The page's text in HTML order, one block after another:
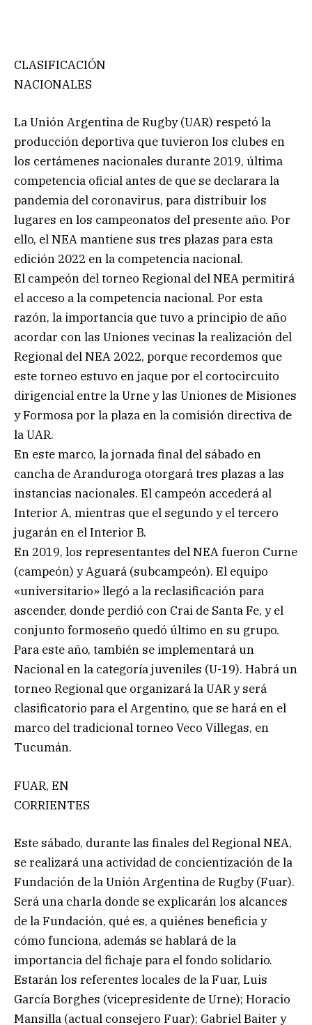
CLASIFICACIÓN
NACIONALES
La Unión Argentina de Rugby (UAR) respetó la
producción deportiva que tuvieron los clubes en
los certámenes nacionales durante 2019, última
competencia oficial antes de que se declarara la
pandemia del coronavirus, para distribuir los
lugares en los campeonatos del presente año. Por
ello, el NEA mantiene sus tres plazas para esta
edición 2022 en la competencia nacional.
El campeón del torneo Regional del NEA permitirá
el acceso a la competencia nacional. Por esta
razón, la importancia que tuvo a principio de año
acordar con las Uniones vecinas la realización del
Regional del NEA 2022, porque recordemos que
este torneo estuvo en jaque por el cortocircuito
dirigencial entre la Urne y las Uniones de Misiones
y Formosa por la plaza en la comisión directiva de
la UAR.
En este marco, la jornada final del sábado en
cancha de Aranduroga otorgará tres plazas a las
instancias nacionales. El campeón accederá al
Interior A, mientras que el segundo y el tercero
jugarán en el Interior B.
En 2019, los representantes del NEA fueron Curne
(campeón) y Aguará (subcampeón). El equipo
«universitario» llegó a la reclasificación para
ascender, donde perdió con Crai de Santa Fe, y el
conjunto formoseño quedó último en su grupo.
Para este año, también se implementará un
Nacional en la categoría juveniles (U-19). Habrá un
torneo Regional que organizará la UAR y será
clasificatorio para el Argentino, que se hará en el
marco del tradicional torneo Veco Villegas, en
Tucumán.
FUAR, EN
CORRIENTES
Este sábado, durante las finales del Regional NEA,
se realizará una actividad de concientización de la
Fundación de la Unión Argentina de Rugby (Fuar).
Será una charla donde se explicarán los alcances
de la Fundación, qué es, a quiénes beneficia y
cómo funciona, además se hablará de la
importancia del fichaje para el fondo solidario.
Estarán los referentes locales de la Fuar, Luis
García Borghes (vicepresidente de Urne); Horacio
Mansilla (actual consejero Fuar); Gabriel Baiter y